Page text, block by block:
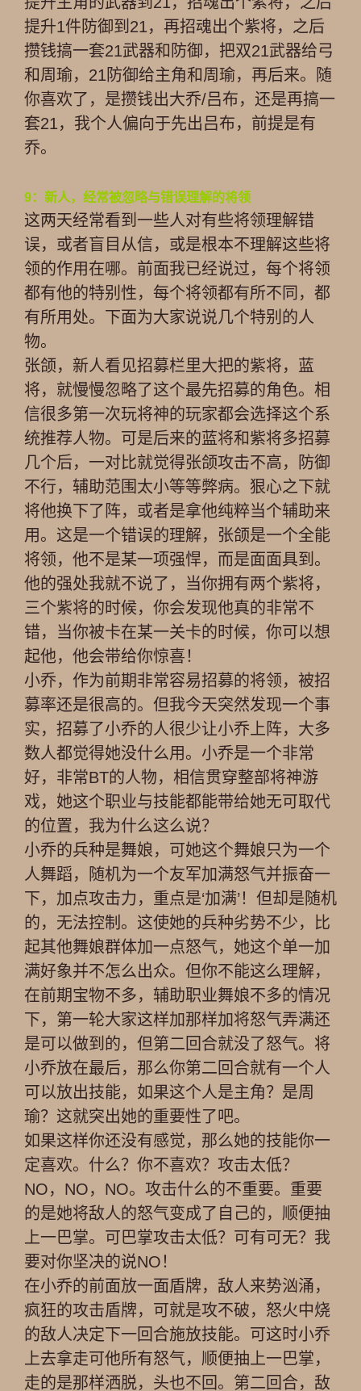
提升1件防御到21，再招魂出个紫将，之后
攒钱搞一套21武器和防御，把双21武器给弓
和周瑜，21防御给主角和周瑜，再后来。随
你喜欢了，是攒钱出大乔/吕布，还是再搞一
套21，我个人偏向于先出吕布，前提是有
乔。
9：新人，经常被忽略与错误理解的将领
这两天经常看到一些人对有些将领理解错
误，或者盲目从信，或是根本不理解这些将
领的作用在哪。前面我已经说过，每个将领
都有他的特别性，每个将领都有所不同，都
有所用处。下面为大家说说几个特别的人
物。
张颌，新人看见招募栏里大把的紫将，蓝
将，就慢慢忽略了这个最先招募的角色。相
信很多第一次玩将神的玩家都会选择这个系
统推荐人物。可是后来的蓝将和紫将多招募
几个后，一对比就觉得张颌攻击不高，防御
不行，辅助范围太小等等弊病。狠心之下就
将他换下了阵，或者是拿他纯粹当个辅助来
用。这是一个错误的理解，张颌是一个全能
将领，他不是某一项强悍，而是面面具到。
他的强处我就不说了，当你拥有两个紫将，
三个紫将的时候，你会发现他真的非常不
错，当你被卡在某一关卡的时候，你可以想
起他，他会带给你惊喜！
小乔，作为前期非常容易招募的将领，被招
募率还是很高的。但我今天突然发现一个事
实，招募了小乔的人很少让小乔上阵，大多
数人都觉得她没什么用。小乔是一个非常
好，非常BT的人物，相信贯穿整部将神游
戏，她这个职业与技能都能带给她无可取代
的位置，我为什么这么说？
小乔的兵种是舞娘，可她这个舞娘只为一个
人舞蹈，随机为一个友军加满怒气并振奋一
下，加点攻击力，重点是‘加满’！但却是随机
的，无法控制。这使她的兵种劣势不少，比
起其他舞娘群体加一点怒气，她这个单一加
满好象并不怎么出众。但你不能这么理解，
在前期宝物不多，辅助职业舞娘不多的情况
下，第一轮大家这样加那样加将怒气弄满还
是可以做到的，但第二回合就没了怒气。将
小乔放在最后，那么你第二回合就有一个人
可以放出技能，如果这个人是主角？是周
瑜？这就突出她的重要性了吧。
如果这样你还没有感觉，那么她的技能你一
定喜欢。什么？你不喜欢？攻击太低？
NO，NO，NO。攻击什么的不重要。重要
的是她将敌人的怒气变成了自己的，顺便抽
上一巴掌。可巴掌攻击太低？可有可无？我
要对你坚决的说NO！
在小乔的前面放一面盾牌，敌人来势汹涌，
疯狂的攻击盾牌，可就是攻不破，怒火中烧
的敌人决定下一回合施放技能。可这时小乔
上去拿走可他所有怒气，顺便抽上一巴掌，
走的是那样洒脱，头也不回。第二回合，敌